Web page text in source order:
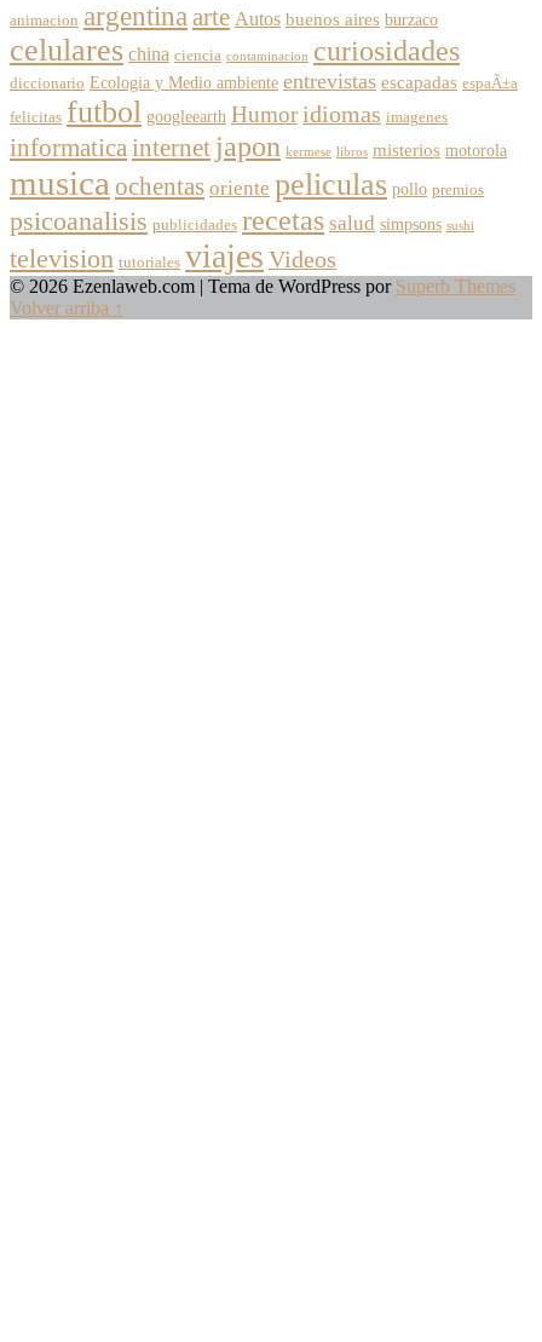
animacion argentinaarte Autos buenos aires burzaco
celulares china ciencia contaminacion curiosidades
diccionario Ecologia y Medio ambiente entrevistas escapadas espaÃ±a
felicitas futbol googleearth Humoridiomas imagenes
informaticainternet japon kermese libros misterios motorola
musica ochentas oriente peliculas pollo premios
psicoanalisis publicidades recetas salud simpsons sushi
television tutoriales viajes Videos
© 2026 Ezenlaweb.com | Tema de WordPress por Superb Themes
Volver arriba ↑